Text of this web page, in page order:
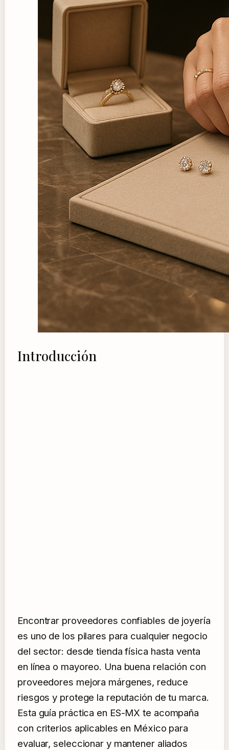
Introducción
Encontrar proveedores confiables de joyería
es uno de los pilares para cualquier negocio
del sector: desde tienda física hasta venta
en línea o mayoreo. Una buena relación con
proveedores mejora márgenes, reduce
riesgos y protege la reputación de tu marca.
Esta guía práctica en ES-MX te acompaña
con criterios aplicables en México para
evaluar, seleccionar y mantener aliados